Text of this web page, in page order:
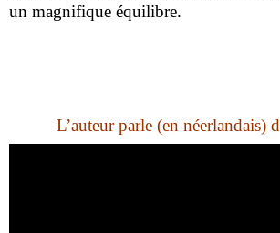
un magnifique équilibre.
L’auteur parle (en néerlandais)